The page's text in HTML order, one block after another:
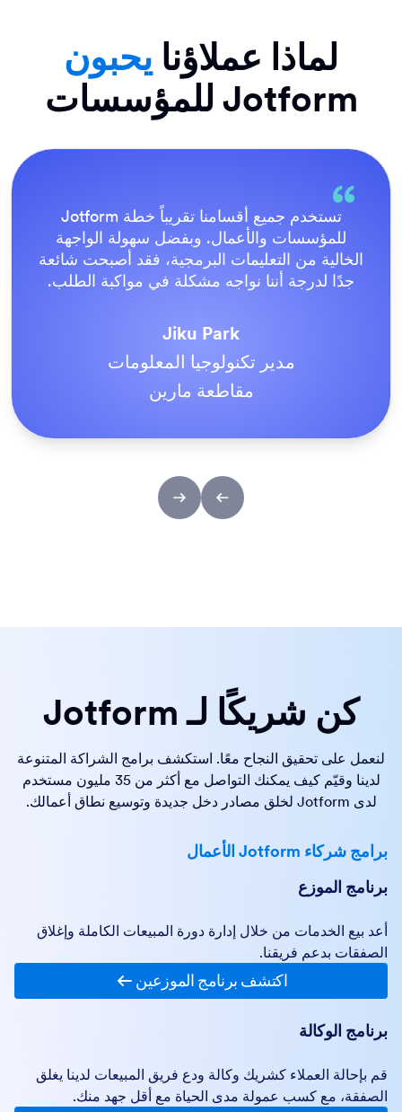
لماذا عملاؤنا يحبون
Jotform للمؤسسات
كل شيء سهل للغاية بالنسبة للمستخدم النهائي،
كما أن فريق دعم Jotform رائع. وبمجرد أن
أصبحت جميع نماذجنا متاحة للجميع، اتفق الجميع
على أنها الطريقة المثلى للقيام بالأمور.
Tony Richman
مثبتات الفولاذ المقاوم للصدأ ACS
كن شريكًا لـ Jotform
لنعمل على تحقيق النجاح معًا. استكشف برامج الشراكة المتنوعة
لدينا وقيّم كيف يمكنك التواصل مع أكثر من 35 مليون مستخدم
لدى Jotform لخلق مصادر دخل جديدة وتوسيع نطاق أعمالك.
برامج شركاء Jotform الأعمال
برنامج الموزع
أعد بيع الخدمات من خلال إدارة دورة المبيعات الكاملة وإغلاق
الصفقات بدعم فريقنا.
اكتشف برنامج الموزعين
برنامج الوكالة
قم بإحالة العملاء كشريك وكالة ودع فريق المبيعات لدينا يغلق
الصفقة، مع كسب عمولة مدى الحياة مع أقل جهد منك.